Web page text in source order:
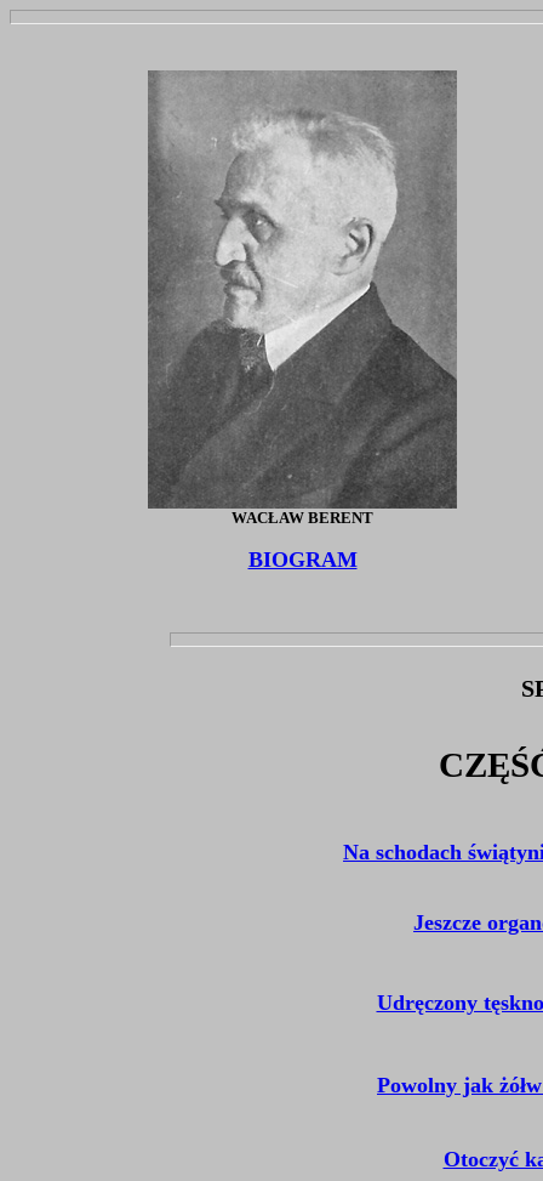
WACŁAW BERENT
BIOGRAM
Na schodach
Jeszcze
Udręczony
Powolny jak
Otoczyć